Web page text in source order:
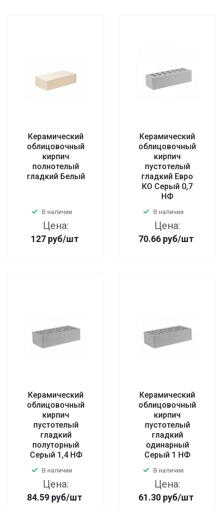
Керамический
облицовочный
кирпич
полнотелый
гладкий Белый
В наличии
Цена:
127 руб/шт
Керамический
облицовочный
кирпич
пустотелый
гладкий Евро
КО Серый 0,7
НФ
В наличии
Цена:
70.66 руб/шт
Керамический
облицовочный
кирпич
пустотелый
гладкий
полуторный
Серый 1,4 НФ
В наличии
Цена:
84.59 руб/шт
Керамический
облицовочный
кирпич
пустотелый
гладкий
одинарный
Серый 1 НФ
В наличии
Цена:
61.30 руб/шт